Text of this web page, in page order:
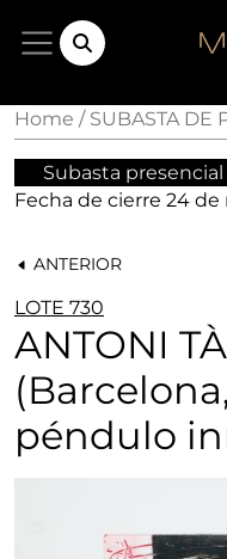
Home SUBASTA DE
Subasta presencial
Fecha de cierre 24 de
ANTERIOR
LOTE 730
ANTONI
péndulo